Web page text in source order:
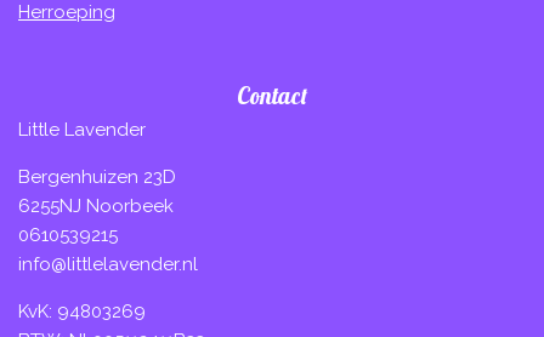
Herroeping
Contact
Little Lavender
Bergenhuizen 23D
6255NJ Noorbeek
0610539215
info@littlelavender.nl
KvK: 94803269